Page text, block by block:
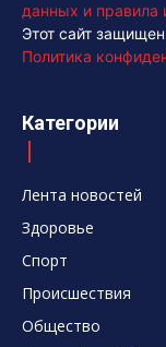
данных и правила
Этот сайт
Политика
Категории
Лента новостей
Здоровье
Спорт
Происшествия
Общество